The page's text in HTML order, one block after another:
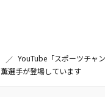
YouTube「スポーツチャ
薫選手が登場しています